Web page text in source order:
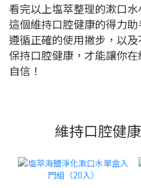
看完以上塩萃整理的漱口
這個維持口腔健康的得力
遵循正確的使用撇步，以
保持口腔健康，才能讓你
自信！
維持口腔健